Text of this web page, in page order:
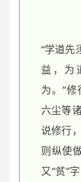
“学道先
益，为
为。”
六尘等
说修行
则纵使
又“贫”